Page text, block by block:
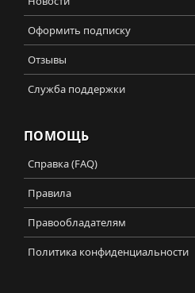
Оформить подписку
Отзывы
Служба поддержки
ПОМОЩЬ
Справка (FAQ)
Правила
Правообладателям
Политика конфиденциальности